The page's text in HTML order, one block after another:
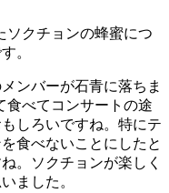
ソクチョンの蜂蜜につ
。
ンバーが石青に落ちま
食べてコンサートの途
しろいですね。特にテ
食べないことにしたと
。ソクチョンが楽しく
ました。